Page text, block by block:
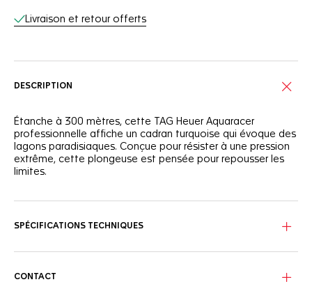
Livraison et retour offerts
DESCRIPTION
Étanche à 300 mètres, cette TAG Heuer Aquaracer
professionnelle affiche un cadran turquoise qui évoque des
lagons paradisiaques. Conçue pour résister à une pression
extrême, cette plongeuse est pensée pour repousser les
limites.
superbes diamants VS de 1,4 mm de diamètre (0,078 ct).
en céramique noire, cette montre est étanche à 300
SPÉCIFICATIONS TECHNIQUES
CONTACT